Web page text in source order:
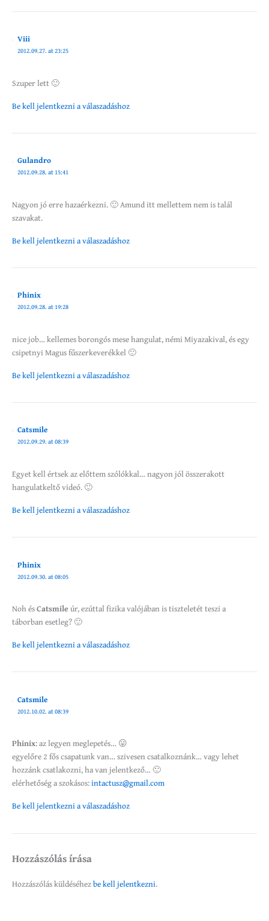
Viii
2012.09.27. at 23:25
Szuper lett 🙂
Be kell jelentkezni a válaszadáshoz
Gulandro
2012.09.28. at 15:41
Nagyon jó erre hazaérkezni. 🙂 Amund itt mellettem nem is talál
szavakat.
Be kell jelentkezni a válaszadáshoz
Phinix
2012.09.28. at 19:28
nice job… kellemes borongós mese hangulat, némi Miyazakival, és egy
csipetnyi Magus fűszerkeverékkel 🙂
Be kell jelentkezni a válaszadáshoz
Catsmile
2012.09.29. at 08:39
Egyet kell értsek az előttem szólókkal… nagyon jól összerakott
hangulatkeltő videó. 🙂
Be kell jelentkezni a válaszadáshoz
Phinix
2012.09.30. at 08:05
Noh ésCatsmile úr, ezúttal fizika valójában is tiszteletét teszi a
táborban esetleg? 🙂
Be kell jelentkezni a válaszadáshoz
Catsmile
2012.10.02. at 08:39
Phinix: az legyen meglepetés… 😛
egyelőre 2 fős csapatunk van… szivesen csatalkoznánk… vagy lehet
hozzánk csatlakozni, ha van jelentkező… 🙂
elérhetőség a szokásos:intactusz@gmail.com
Be kell jelentkezni a válaszadáshoz
Hozzászólás írása
Hozzászólás küldéséhezbe kell jelentkezni.